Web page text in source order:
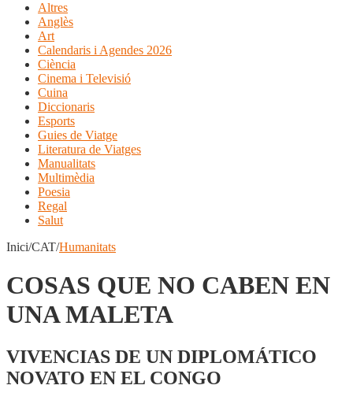
Altres
Anglès
Art
Calendaris i Agendes 2026
Ciència
Cinema i Televisió
Cuina
Diccionaris
Esports
Guies de Viatge
Literatura de Viatges
Manualitats
Multimèdia
Poesia
Regal
Salut
Inici/CAT/Humanitats
COSAS QUE NO CABEN EN
UNA MALETA
VIVENCIAS DE UN DIPLOMÁTICO
NOVATO EN EL CONGO